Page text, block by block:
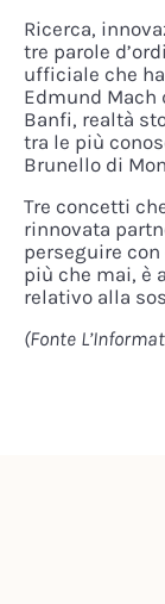
Ricerca,
tre parole
ufficiale che
Edmund Mach
Banfi, realtà
tra le più
Brunello di
Tre concetti
rinnovata
perseguire
più che mai, è
relativo alla
(Fonte